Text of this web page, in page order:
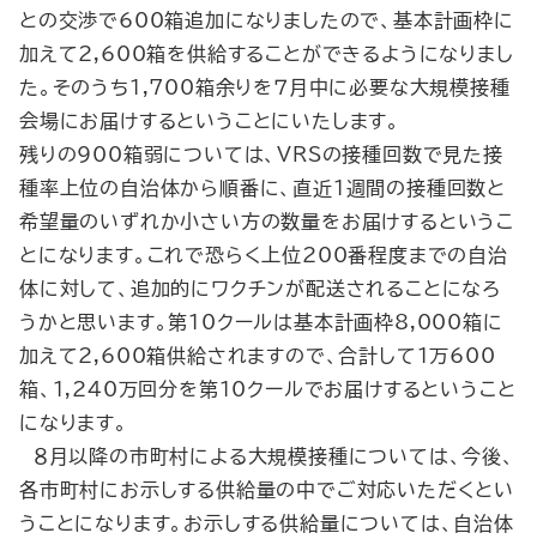
との交渉で600箱追加になりましたので、基本計画枠に
加えて2,600箱を供給することができるようになりまし
た。そのうち1,700箱余りを７月中に必要な大規模接種
会場にお届けするということにいたします。
残りの900箱弱については、VRSの接種回数で見た接
種率上位の自治体から順番に、直近１週間の接種回数と
希望量のいずれか小さい方の数量をお届けするというこ
とになります。これで恐らく上位200番程度までの自治
体に対して、追加的にワクチンが配送されることになろ
うかと思います。第10クールは基本計画枠8,000箱に
加えて2,600箱供給されますので、合計して１万600
箱、1,240万回分を第10クールでお届けするということ
になります。
８月以降の市町村による大規模接種については、今後、
各市町村にお示しする供給量の中でご対応いただくとい
うことになります。お示しする供給量については、自治体